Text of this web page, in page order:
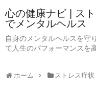
心の健康ナビ | ス
でメンタルヘルス
自身のメンタルヘルスを守
て人生のパフォーマンスを
ホーム ストレス症状